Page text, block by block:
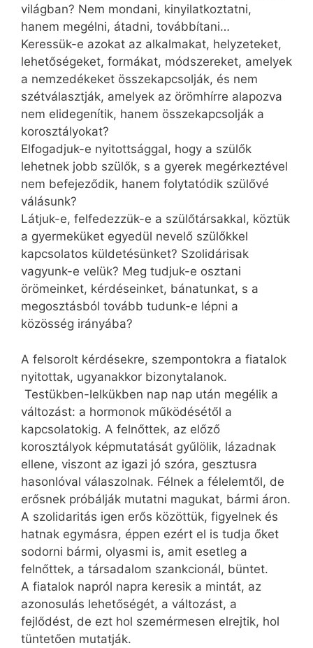
világban? Nem mondani, kinyilatkoztatni,
hanem megélni, átadni, továbbítani…
Keressük-e azokat az alkalmakat, helyzeteket,
lehetőségeket, formákat, módszereket, amelyek
a nemzedékeket összekapcsolják, és nem
szétválasztják, amelyek az örömhírre alapozva
nem elidegenítik, hanem összekapcsolják a
korosztályokat?
Elfogadjuk-e nyitottsággal, hogy a szülők
lehetnek jobb szülők, s a gyerek megérkeztével
nem befejeződik, hanem folytatódik szülővé
válásunk?
Látjuk-e, felfedezzük-e a szülőtársakkal, köztük
a gyermeküket egyedül nevelő szülőkkel
kapcsolatos küldetésünket? Szolidárisak
vagyunk-e velük? Meg tudjuk-e osztani
örömeinket, kérdéseinket, bánatunkat, s a
megosztásból tovább tudunk-e lépni a
közösség irányába?
A felsorolt kérdésekre, szempontokra a fiatalok
nyitottak, ugyanakkor bizonytalanok.
Testükben-lelkükben nap nap után megélik a
változást: a hormonok működésétől a
kapcsolatokig. A felnőttek, az előző
korosztályok képmutatását gyűlölik, lázadnak
ellene, viszont az igazi jó szóra, gesztusra
hasonlóval válaszolnak. Félnek a félelemtől, de
erősnek próbálják mutatni magukat, bármi áron.
A szolidaritás igen erős közöttük, figyelnek és
hatnak egymásra, éppen ezért el is tudja őket
sodorni bármi, olyasmi is, amit esetleg a
felnőttek, a társadalom szankcionál, büntet.
A fiatalok napról napra keresik a mintát, az
azonosulás lehetőségét, a változást, a
fejlődést, de ezt hol szemérmesen elrejtik, hol
tüntetően mutatják.